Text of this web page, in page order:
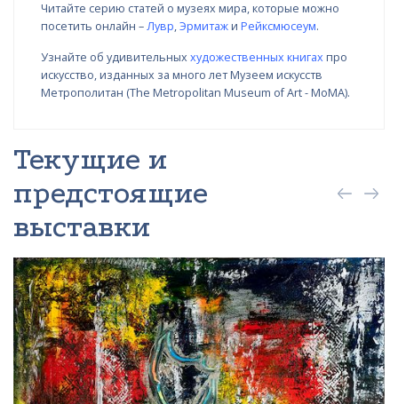
Читайте серию статей о музеях мира, которые можно
посетить онлайн –Лувр,Эрмитажи Рейксмюсеум.
Узнайте об удивительных художественных книгах про
искусство, изданных за много лет Музеем искусств
Метрополитан (The Metropolitan Museum of Art - MoMA).
Текущие и
предстоящие
выставки